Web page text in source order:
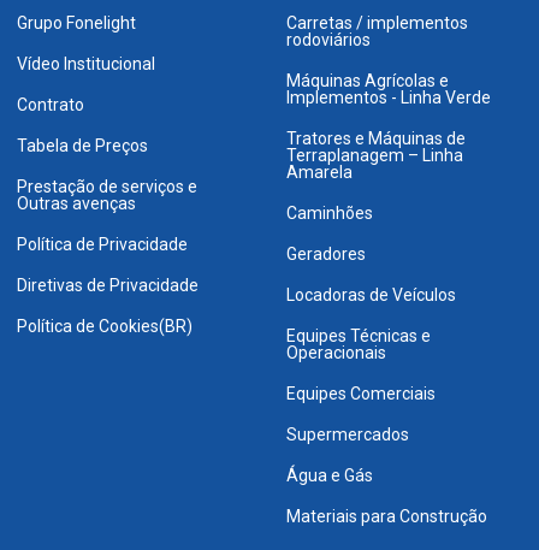
Grupo Fonelight
Vídeo Institucional
Contrato
Tabela de Preços
Prestação de serviços e
Outras avenças
Política de Privacidade
Diretivas de Privacidade
Política de Cookies(BR)
Carretas / implementos
rodoviários
Máquinas Agrícolas e
Implementos - Linha Verde
Tratores e Máquinas de
Terraplanagem – Linha
Amarela
Caminhões
Geradores
Locadoras de Veículos
Equipes Técnicas e
Operacionais
Equipes Comerciais
Supermercados
Água e Gás
Materiais para Construção